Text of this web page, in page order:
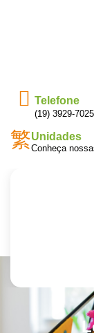
Telefone
(19) 3929-7025
Unidades
Conheça